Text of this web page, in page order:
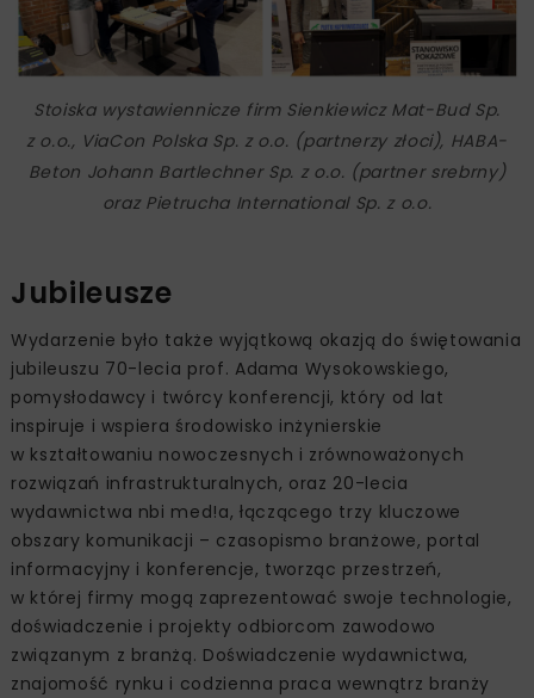
Stoiska wystawiennicze firm Sienkiewicz Mat-Bud Sp.
z o.o., ViaCon Polska Sp. z o.o. (partnerzy złoci), HABA-
Beton Johann Bartlechner Sp. z o.o. (partner srebrny)
oraz Pietrucha International Sp. z o.o.
Jubileusze
Wydarzenie było także wyjątkową okazją do świętowania
jubileuszu 70-lecia prof. Adama Wysokowskiego,
pomysłodawcy i twórcy konferencji, który od lat
inspiruje i wspiera środowisko inżynierskie
w kształtowaniu nowoczesnych i zrównoważonych
rozwiązań infrastrukturalnych, oraz 20-lecia
wydawnictwa nbi med!a, łączącego trzy kluczowe
obszary komunikacji – czasopismo branżowe, portal
informacyjny i konferencje, tworząc przestrzeń,
w której firmy mogą zaprezentować swoje technologie,
doświadczenie i projekty odbiorcom zawodowo
związanym z branżą. Doświadczenie wydawnictwa,
znajomość rynku i codzienna praca wewnątrz branży